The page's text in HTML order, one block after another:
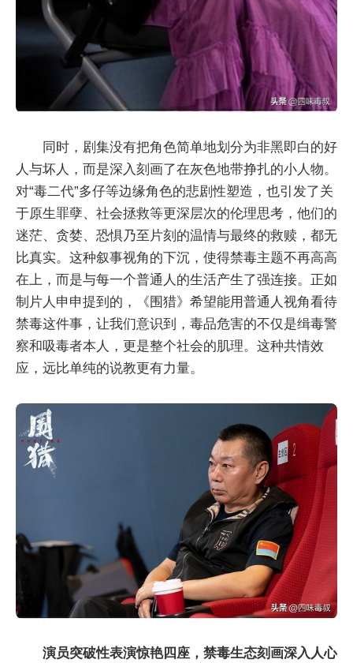
同时，剧集没有把角色简单地划分为非黑即白的好
人与坏人，而是深入刻画了在灰色地带挣扎的小人物。
对“毒二代”多仔等边缘角色的悲剧性塑造，也引发了关
于原生罪孽、社会拯救等更深层次的伦理思考，他们的
迷茫、贪婪、恐惧乃至片刻的温情与最终的救赎，都无
比真实。这种叙事视角的下沉，使得禁毒主题不再高高
在上，而是与每一个普通人的生活产生了强连接。正如
制片人申申提到的，《围猎》希望能用普通人视角看待
禁毒这件事，让我们意识到，毒品危害的不仅是缉毒警
察和吸毒者本人，更是整个社会的肌理。这种共情效
应，远比单纯的说教更有力量。
演员突破性表演惊艳四座，禁毒生态刻画深入人心